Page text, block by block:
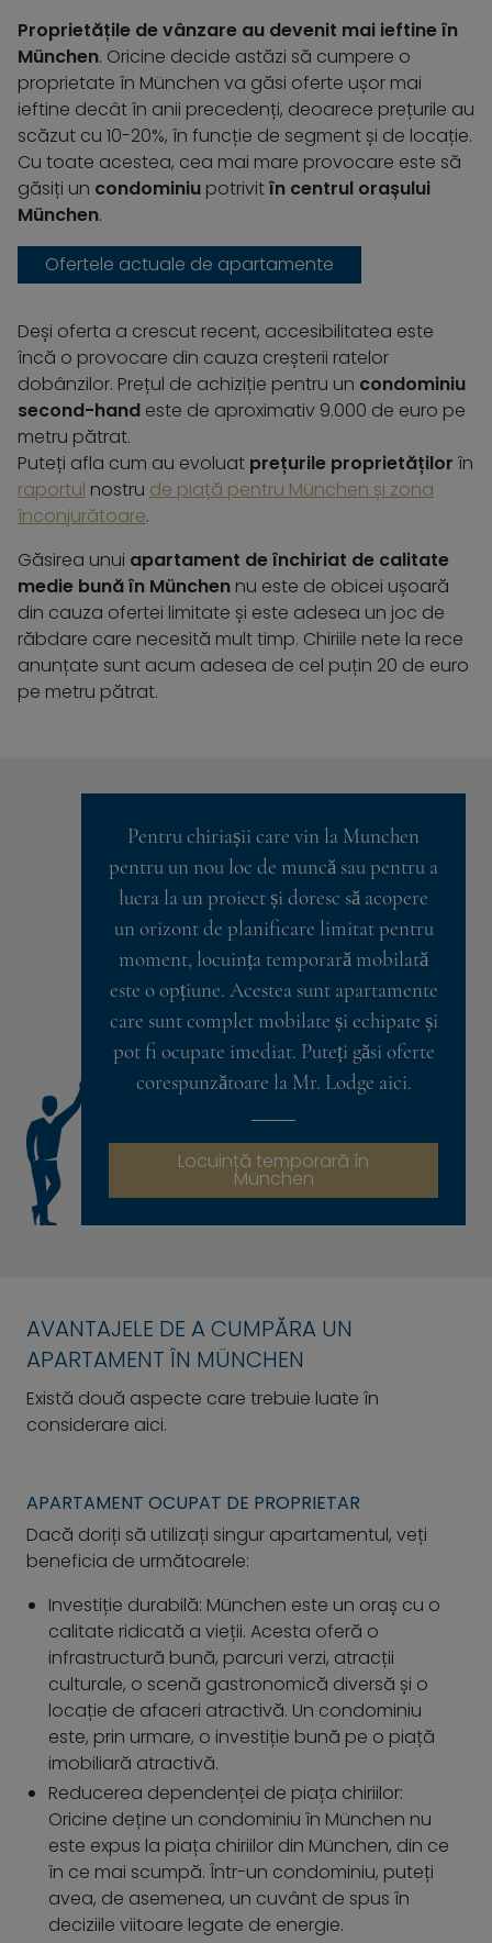
Proprietățile de vânzare au devenit mai ieftine în
München. Oricine decide astăzi să cumpere o
proprietate în München va găsi oferte ușor mai
ieftine decât în anii precedenți, deoarece prețurile au
scăzut cu 10-20%, în funcție de segment și de locație.
Cu toate acestea, cea mai mare provocare este să
găsiți un condominiu potrivitîn centrul orașului
München.
Ofertele actuale de apartamente
Deși oferta a crescut recent, accesibilitatea este
încă o provocare din cauza creșterii ratelor
dobânzilor. Prețul de achiziție pentru un condominiu
second-hand este de aproximativ 9.000 de euro pe
metru pătrat.
Puteți afla cum au evoluat prețurile proprietăților în
raportul nostru de piață pentru München și zona
înconjurătoare.
Găsirea unui apartament de închiriat de calitate
medie bună în München nu este de obicei ușoară
din cauza ofertei limitate și este adesea un joc de
răbdare care necesită mult timp. Chiriile nete la rece
anunțate sunt acum adesea de cel puțin 20 de euro
pe metru pătrat.
Pentru chiriașii care vin la Munchen
pentru un nou loc de muncă sau pentru a
lucra la un proiect și doresc să acopere
un orizont de planificare limitat pentru
moment, locuința temporară mobilată
este o opțiune. Acestea sunt apartamente
care sunt complet mobilate și echipate și
pot fi ocupate imediat. Puteți găsi oferte
corespunzătoare la Mr. Lodge aici.
Locuință temporară în
München
AVANTAJELE DE A CUMPĂRA UN
APARTAMENT ÎN MÜNCHEN
Există două aspecte care trebuie luate în
considerare aici.
APARTAMENT OCUPAT DE PROPRIETAR
Dacă doriți să utilizați singur apartamentul, veți
beneficia de următoarele:
Investiție durabilă: München este un oraș cu o
calitate ridicată a vieții. Acesta oferă o
infrastructură bună, parcuri verzi, atracții
culturale, o scenă gastronomică diversă și o
locație de afaceri atractivă. Un condominiu
este, prin urmare, o investiție bună pe o piață
imobiliară atractivă.
Reducerea dependenței de piața chiriilor:
Oricine deține un condominiu în München nu
este expus la piața chiriilor din München, din ce
în ce mai scumpă. Într-un condominiu, puteți
avea, de asemenea, un cuvânt de spus în
deciziile viitoare legate de energie.